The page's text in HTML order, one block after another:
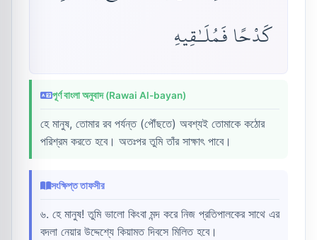
كَدْحًا فَمُلَـٰقِيهِ
পূর্ণ বাংলা অনুবাদ (Rawai Al-bayan)
হে মানুষ, তোমার রব পর্যন্ত (পৌঁছতে) অবশ্যই তোমাকে কঠোর
পরিশ্রম করতে হবে। অতঃপর তুমি তাঁর সাক্ষাৎ পাবে।
সংক্ষিপ্ত তাফসীর
৬. হে মানুষ! তুমি ভালো কিংবা মন্দ করে নিজ প্রতিপালকের সাথে এর
বদলা নেয়ার উদ্দেশ্যে কিয়ামত দিবসে মিলিত হবে।